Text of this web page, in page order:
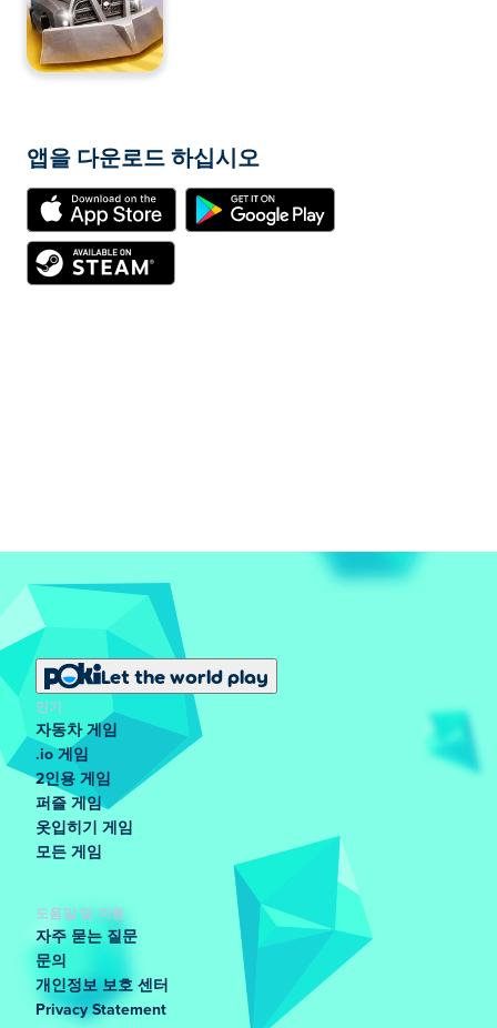
앱을 다운로드 하십시오
Let the world play
인기
자동차 게임
.io 게임
2인용 게임
퍼즐 게임
옷입히기 게임
모든 게임
도움말 및 지원
자주 묻는 질문
문의
개인정보 보호 센터
Privacy Statement